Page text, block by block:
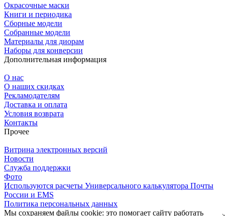
Окрасочные маски
Книги и периодика
Сборные модели
Собранные модели
Материалы для диорам
Наборы для конверсии
Дополнительная информация
О нас
О наших скидках
Рекламодателям
Доставка и оплата
Условия возврата
Контакты
Прочее
Витрина электронных версий
Новости
Служба поддержки
Фото
Используются расчеты Универсального калькулятора Почты
России и EMS
Политика персональных данных
Мы сохраняем файлы cookie: это помогает сайту работать